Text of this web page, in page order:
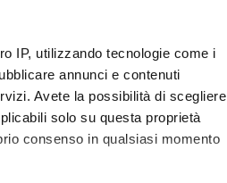
IP, utilizzando tecnologie come i
annunci e contenuti
Avete la possibilità di scegliere
solo su questa proprietà
consenso in qualsiasi momento